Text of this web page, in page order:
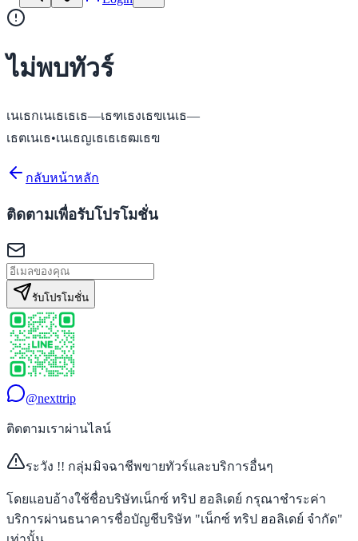
ไม่พบทัวร์
เนเธกเนเธเธเธ—เธฑเธงเธฃเนเธ—
เธตเนเธ•เนเธญเธเธเธฒเธฃ
กลับหน้าหลัก
ติดตามเพื่อรับโปรโมชั่น
รับโปรโมชั่น
@nexttrip
ติดตามเราผ่านไลน์
ระวัง !! กลุ่มมิจฉาชีพขายทัวร์และบริการอื่นๆ
โดยแอบอ้างใช้ชื่อบริษัทเน็กซ์ ทริป ฮอลิเดย์ กรุณาชำระค่า
บริการผ่านธนาคารชื่อบัญชีบริษัท "เน็กซ์ ทริป ฮอลิเดย์ จำกัด"